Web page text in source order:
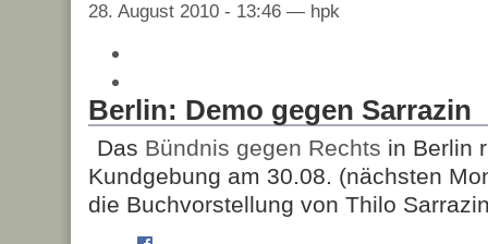
28. August 2010 - 13:46 — hpk
Berlin: Demo gegen Sarrazin
Das Bündnis gegen Rechts in Berlin
Kundgebung am 30.08. (nächsten
die Buchvorstellung von Thilo